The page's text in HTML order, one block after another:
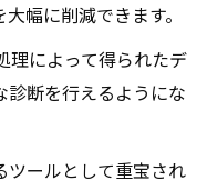
幅に削減できます。
理によって得られたデ
断を行えるようにな
ールとして重宝され